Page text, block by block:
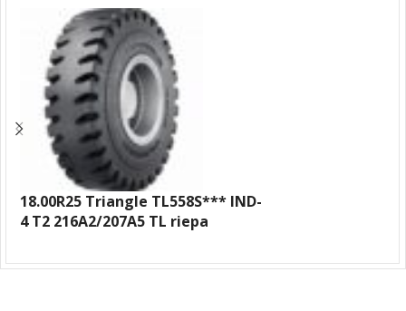
18.00R25 Triangle TL558S*** IND-
4 T2 216A2/207A5 TL riepa